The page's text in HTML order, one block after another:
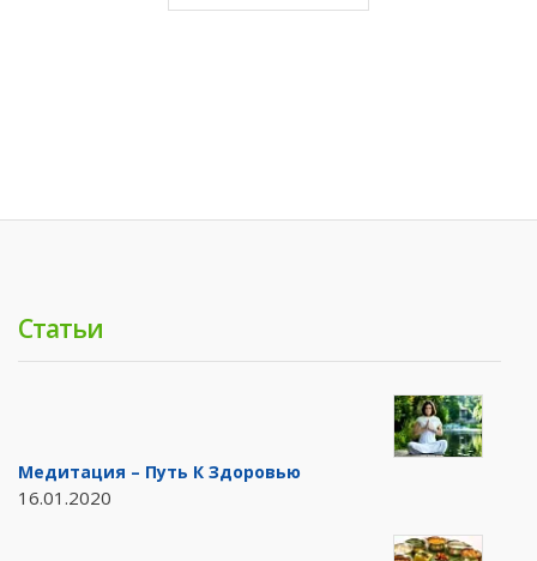
Статьи
Медитация – Путь К Здоровью
16.01.2020